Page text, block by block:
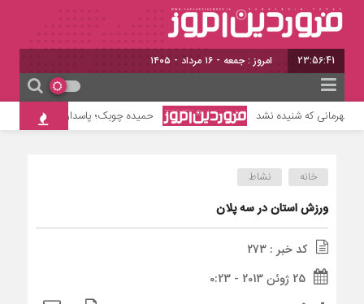
23:56:42 امروز : جمعه - ۱۶ مرداد - ۱۴۰۵
قهرمانی که شنیده نشد حمیده چوبک؛ پاسدار حافظه تاریخ
خانه نشاط
ورزش استان در سه پلان
کد خبر : 273
25 ژوئن 2013 - 0:23